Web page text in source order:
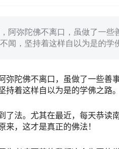
阿弥陀佛不离口，虽做了一些
闻，坚持着这样自以为是的学
弥陀佛不离口，虽做了一些善
着这样自以为是的学佛之路。
了法。尤其在最近，每天恭读
，这才是真正的佛法！